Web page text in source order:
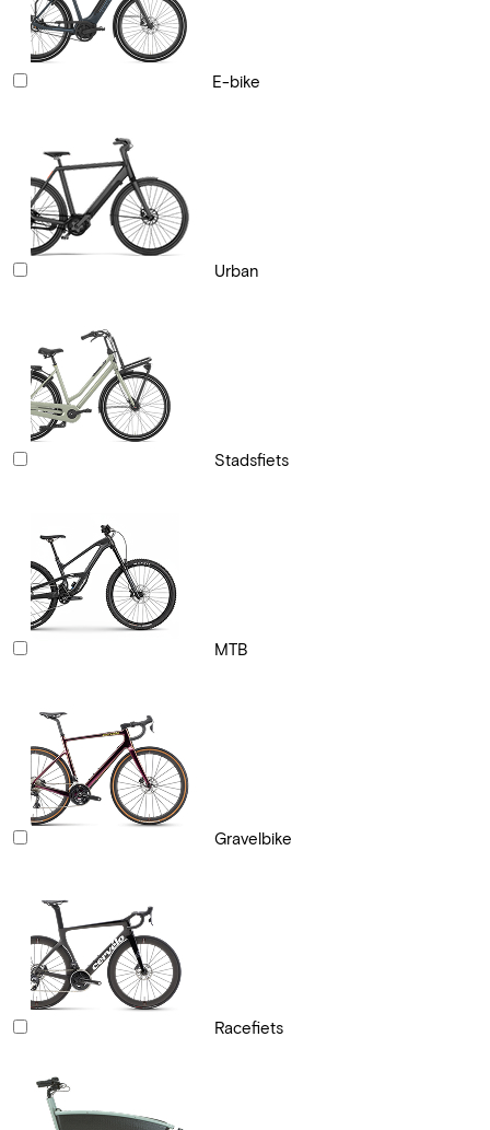
E-bike
Urban
Stadsfiets
MTB
Gravelbike
Racefiets